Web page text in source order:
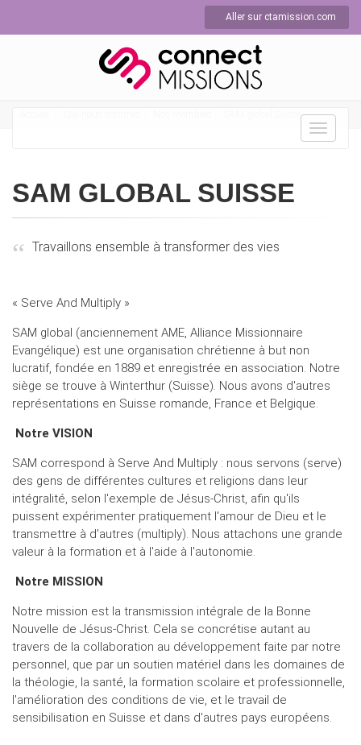
Aller sur ctamission.com
Toggle
SAM global Suisse
SAM GLOBAL SUISSE
Travaillons ensemble à transformer des vies
« Serve And Multiply »
SAM global (anciennement AME, Alliance Missionnaire
Evangélique) est une organisation chrétienne à but non
lucratif, fondée en 1889 et enregistrée en association. Notre
siège se trouve à Winterthur (Suisse). Nous avons d'autres
représentations en Suisse romande, France et Belgique.
Notre VISION
SAM correspond à Serve And Multiply : nous servons (serve)
des gens de différentes cultures et religions dans leur
intégralité, selon l'exemple de Jésus-Christ, afin qu'ils
puissent expérimenter pratiquement l'amour de Dieu et le
transmettre à d'autres (multiply). Nous attachons une grande
valeur à la formation et à l'aide à l'autonomie.
Notre MISSION
Notre mission est la transmission intégrale de la Bonne
Nouvelle de Jésus-Christ. Cela se concrétise autant au
travers de la collaboration au développement faite par notre
personnel, que par un soutien matériel dans les domaines de
la théologie, la santé, la formation scolaire et professionnelle,
l'amélioration des conditions de vie, et le travail de
sensibilisation en Suisse et dans d'autres pays européens.